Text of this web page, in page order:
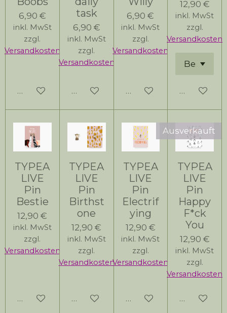
6,90 €
inkl. MwSt
zzgl.
Versandkosten
In den Warenkorb
task
6,90 €
inkl. MwSt
zzgl.
Versandkosten
In den Warenkorb
6,90 €
inkl. MwSt
zzgl.
Versandkosten
In den Warenkorb
12,90 €
inkl. MwSt
zzgl.
Versandkosten
In den
TYPEA
LIVE
Pin
Bestie
12,90 €
inkl. MwSt
zzgl.
Versandkosten
In den Warenkorb
TYPEA
LIVE
Pin
Birthst
one
12,90 €
inkl. MwSt
zzgl.
Versandkosten
In den Warenkorb
TYPEA
LIVE
Pin
Electrif
ying
12,90 €
inkl. MwSt
zzgl.
Versandkosten
In den Warenkorb
Ausverkauft
TYPEA
LIVE
Pin
Happy
F*ck
You
12,90 €
inkl. MwSt
zzgl.
Versandkosten
Bei